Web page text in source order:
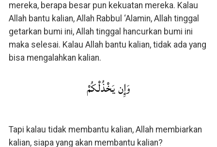
mereka, berapa besar pun kekuatan mereka. Kalau
Allah bantu kalian, Allah Rabbul ‘Alamin, Allah tinggal
getarkan bumi ini, Allah tinggal hancurkan bumi ini
maka selesai. Kalau Allah bantu kalian, tidak ada yang
bisa mengalahkan kalian.
وَإِن يَخْذُلْكُمْ
Tapi kalau tidak membantu kalian, Allah membiarkan
kalian, siapa yang akan membantu kalian?